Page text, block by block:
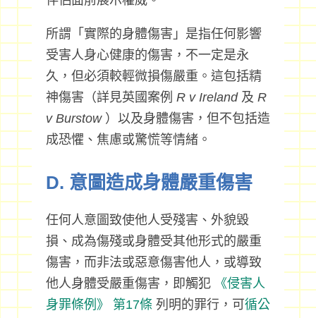
所謂「實際的身體傷害」是指任何影響
受害人身心健康的傷害，不一定是永
久，但必須較輕微損傷嚴重。這包括精
神傷害（詳見英國案例 R v Ireland及 R
v Burstow）以及身體傷害，但不包括造
成恐懼、焦慮或驚慌等情緒。
D. 意圖造成身體嚴重傷害
任何人意圖致使他人受殘害、外貌毀
損、成為傷殘或身體受其他形式的嚴重
傷害，而非法或惡意傷害他人，或導致
他人身體受嚴重傷害，即觸犯
《侵害人
身罪條例》
第17條 列明的罪行，可 循公